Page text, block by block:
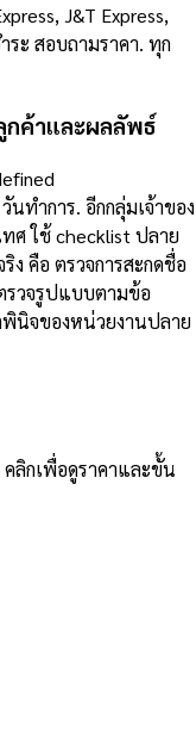
J&T Express,
ระ สอบถามราคา. ทุก
ค้าและผลลัพธ์
นทำการ. อีกกลุ่มเจ้าของ
ทศ ใช้ checklist ปลาย
คือ ตรวจการสะกดชื่อ
รวจรูปแบบตามข้อ
นิจของหน่วยงานปลาย
ลิกเพื่อดูราคาและขั้น